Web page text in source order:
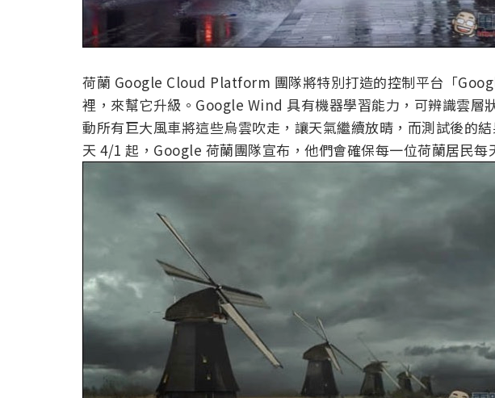
荷蘭 Google Cloud Platform 團隊將特別打造的控制平台「
裡，來幫它升級。Google Wind 具有機器學習能力，可辨識雲層
動所有巨大風車將這些烏雲吹走，讓天氣繼續放晴，而測試後的
天 4/1 起，Google 荷蘭團隊宣布，他們會確保每一位荷蘭居民每